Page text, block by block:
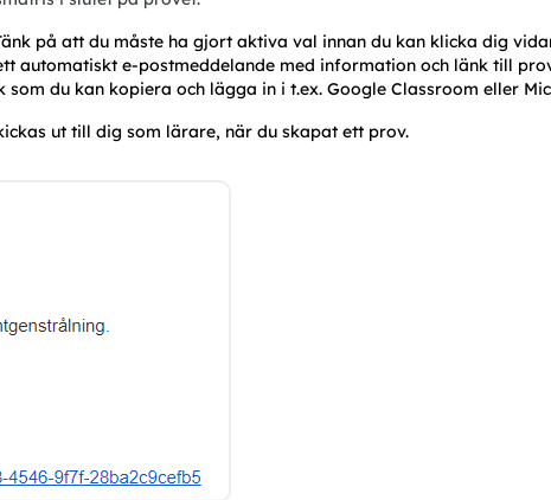
på att du måste ha gjort aktiva val innan du kan klicka dig
automatiskt e-postmeddelande med information och länk till
du kan kopiera och lägga in i t.ex. Google Classroom eller
ut till dig som lärare, när du skapat ett prov.